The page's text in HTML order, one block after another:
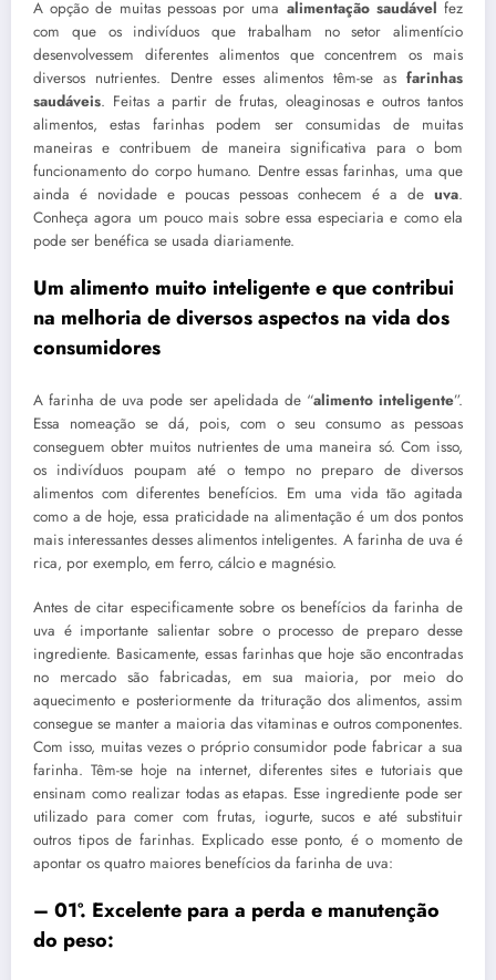
A opção de muitas pessoas por uma alimentação saudável fez
com que os indivíduos que trabalham no setor alimentício
desenvolvessem diferentes alimentos que concentrem os mais
diversos nutrientes. Dentre esses alimentos têm-se as farinhas
saudáveis. Feitas a partir de frutas, oleaginosas e outros tantos
alimentos, estas farinhas podem ser consumidas de muitas
maneiras e contribuem de maneira significativa para o bom
funcionamento do corpo humano. Dentre essas farinhas, uma que
ainda é novidade e poucas pessoas conhecem é a de uva.
Conheça agora um pouco mais sobre essa especiaria e como ela
pode ser benéfica se usada diariamente.
Um alimento muito inteligente e que contribui
na melhoria de diversos aspectos na vida dos
consumidores
A farinha de uva pode ser apelidada de “alimento inteligente”.
Essa nomeação se dá, pois, com o seu consumo as pessoas
conseguem obter muitos nutrientes de uma maneira só. Com isso,
os indivíduos poupam até o tempo no preparo de diversos
alimentos com diferentes benefícios. Em uma vida tão agitada
como a de hoje, essa praticidade na alimentação é um dos pontos
mais interessantes desses alimentos inteligentes. A farinha de uva é
rica, por exemplo, em ferro, cálcio e magnésio.
Antes de citar especificamente sobre os benefícios da farinha de
uva é importante salientar sobre o processo de preparo desse
ingrediente. Basicamente, essas farinhas que hoje são encontradas
no mercado são fabricadas, em sua maioria, por meio do
aquecimento e posteriormente da trituração dos alimentos, assim
consegue se manter a maioria das vitaminas e outros componentes.
Com isso, muitas vezes o próprio consumidor pode fabricar a sua
farinha. Têm-se hoje na internet, diferentes sites e tutoriais que
ensinam como realizar todas as etapas. Esse ingrediente pode ser
utilizado para comer com frutas, iogurte, sucos e até substituir
outros tipos de farinhas. Explicado esse ponto, é o momento de
apontar os quatro maiores benefícios da farinha de uva:
– 01º. Excelente para a perda e manutenção
do peso: